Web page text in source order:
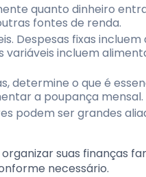
quanto dinheiro
fontes de renda.
Despesas fixas incluem
variáveis incluem
determine o que é
a poupança mensal.
podem ser grandes
suas finanças
necessário.